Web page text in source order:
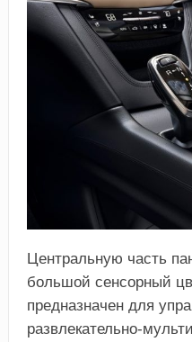
Центральную часть
большой сенсорный
предназначен для
развлекательно-